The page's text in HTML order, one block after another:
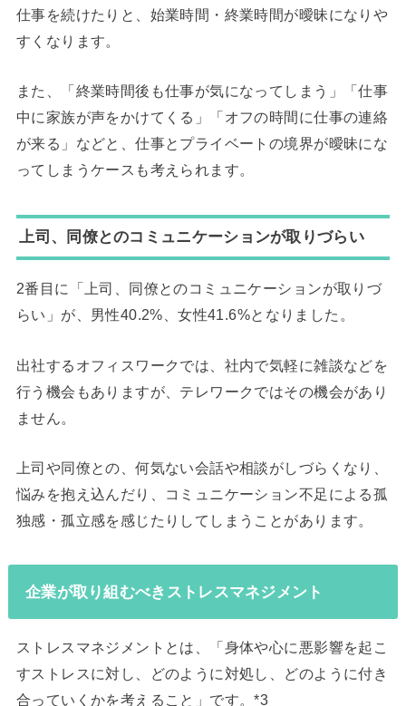
仕事を続けたりと、始業時間・終業時間が曖昧になりや
すくなります。
また、「終業時間後も仕事が気になってしまう」「仕事
中に家族が声をかけてくる」「オフの時間に仕事の連絡
が来る」などと、仕事とプライベートの境界が曖昧にな
ってしまうケースも考えられます。
上司、同僚とのコミュニケーションが取りづらい
2番目に「上司、同僚とのコミュニケーションが取りづ
らい」が、男性40.2%、女性41.6%となりました。
出社するオフィスワークでは、社内で気軽に雑談などを
行う機会もありますが、テレワークではその機会があり
ません。
上司や同僚との、何気ない会話や相談がしづらくなり、
悩みを抱え込んだり、コミュニケーション不足による孤
独感・孤立感を感じたりしてしまうことがあります。
企業が取り組むべきストレスマネジメント
ストレスマネジメントとは、「身体や心に悪影響を起こ
すストレスに対し、どのように対処し、どのように付き
合っていくかを考えること」です。*3